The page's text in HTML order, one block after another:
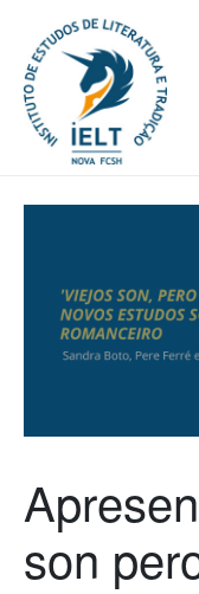
son